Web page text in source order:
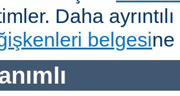
Daha
belgesine